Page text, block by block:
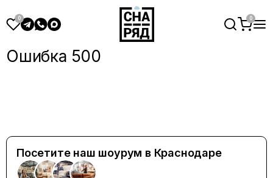
Ошибка 500
Посетите наш шоурум в Краснодаре